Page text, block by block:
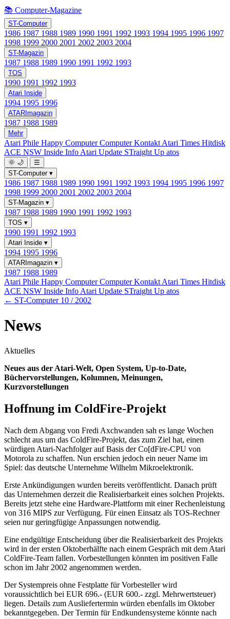
📚 Computer-Magazine
ST-Computer
1986 1987 1988 1989 1990 1991 1992 1993 1994 1995 1996 1997
1998 1999 2000 2001 2002 2003 2004
ST-Magazin
1987 1988 1989 1990 1991 1992 1993
TOS
1990 1991 1992 1993
Atari Inside
1994 1995 1996
ATARImagazin
1987 1988 1989
Mehr
Atari Phile Happy ComputerComputer Kontakt Atari Times Hitdisk
ACE NSW Inside Info Atari Update STraight Up atos
🌞 🌙
☰
ST-Computer ▾
1986 1987 1988 1989 1990 1991 1992 1993 1994 1995 1996 1997
1998 1999 2000 2001 2002 2003 2004
ST-Magazin ▾
1987 1988 1989 1990 1991 1992 1993
TOS ▾
1990 1991 1992 1993
Atari Inside ▾
1994 1995 1996
ATARImagazin ▾
1987 1988 1989
Atari Phile Happy ComputerComputer Kontakt Atari Times Hitdisk
ACE NSW Inside Info Atari Update STraight Up atos
← ST-Computer 10 / 2002
News
Aktuelles
Neues aus der Atari-Welt, Open System, Up-to-Date,
Büchervorstellungen, Kolumnen, Meinungen,
Kurzvorstellungen
Hoffnung im ColdFire-Projekt
Nach dem Abgang von Fredi Axchwanden sah es lange Wochen
schlecht aus um das ColdFire-Projekt, das zum Ziel hat, einen
würdigen Atari-Nachfolger auf Basis der Co[dFire-CPU von
Motorola zu schaffen. Nun erschien jedoch ein neuer Name im
Spiel: das deutsche Unternehme Wilhelm Mikroelektronik.
Erste Ankündigungen wurden bereits veröffentlicht. Danach prüft
das Unternehmen derzeit die Realisierbarkeit eines solchen Projekts.
Bereits jetzt stehe eine Hardware-Plattform mit einer Rechenleistung
von 316 MIPS zur Verfügung. Für einen Einsatz als TOS-Rechner
seien nur geringfügige Anpassungen notwendig.
Eine endgültige Entscheidung über die Realisierbarkeit des Projekts
wird in der ersten Oktoberhälfte nach einem Gespräch mit dem Atari
ColdFire-Team fallen. Vorbestellungen könnten im positiven Falle
schon im Jahr 2002 angenommen werden.
Der Systempreis ohne Festplatte für Vorbesteller wird
voraussichtlich bei EUR 696.- (EUR 600.- zzgl. Mehrwertsteuer)
liegen. Details zum Ausliefertermin würden ebenfalls im Oktober
bekanntgegeben. Der Termin für Endkundensysteme könnte nach